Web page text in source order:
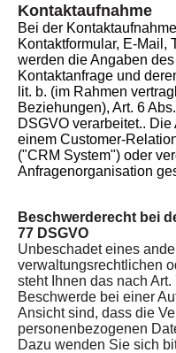
Kontaktaufnahme
Bei der
Kontaktformular, E-Mail,
werden die Angaben
Kontaktanfrage und
lit. b. (im Rahmen
Beziehungen), Art. 6
DSGVO verarbeitet..
einem Customer-
("CRM System") oder
Anfragenorganisation
Beschwerderecht bei
77 DSGVO
Unbeschadet eines
verwaltungsrechtlichen
steht Ihnen das nach
Beschwerde bei einer
Ansicht sind, dass die
personenbezogenen
Dazu wenden Sie sich